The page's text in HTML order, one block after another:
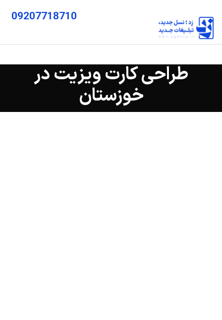
09207718710
طراحی کارت ویزیت در
خوزستان